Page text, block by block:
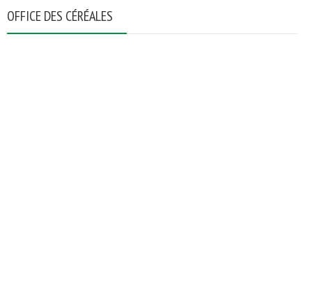
OFFICE DES CÉRÉALES